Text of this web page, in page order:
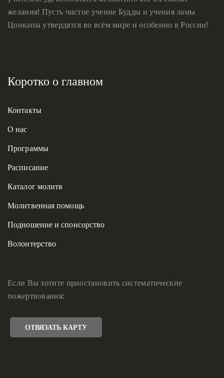
желания! Пусть чистое учение Будды и учения ламы
Цонкапы утвердятся во всём мире и особенно в России!
Коротко о главном
Контакты
О нас
Программы
Расписание
Каталог молитв
Молитвенная помощь
Подношение и спонсорство
Волонтерство
Если Вы хотите приостановить систематические
пожертвования:
ОТВЯЗАТЬ КАРТУ